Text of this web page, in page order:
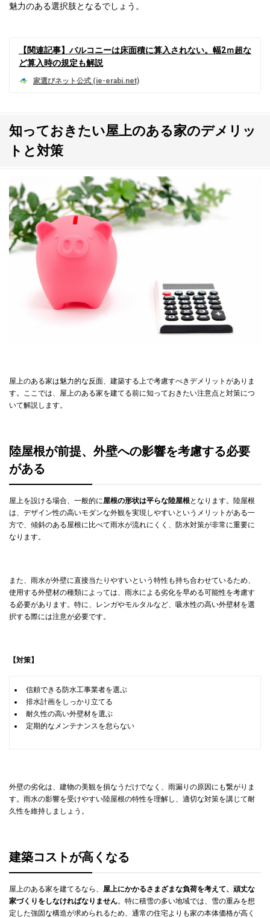
魅力のある選択肢となるでしょう。
【関連記事】バルコニーは床面積に算入されない。幅2ｍ超な
ど算入時の規定も解説
知っておきたい屋上のある家のデメリッ
トと対策
屋上のある家は魅力的な反面、建築する上で考慮すべきデメリットがありま
す。ここでは、屋上のある家を建てる前に知っておきたい注意点と対策につ
いて解説します。
陸屋根が前提、外壁への影響を考慮する必要
がある
屋上を設ける場合、一般的に屋根の形状は平らな陸屋根となります。陸屋根
は、デザイン性の高いモダンな外観を実現しやすいというメリットがある一
方で、傾斜のある屋根に比べて雨水が流れにくく、防水対策が非常に重要に
なります。
また、雨水が外壁に直接当たりやすいという特性も持ち合わせているため、
使用する外壁材の種類によっては、雨水による劣化を早める可能性を考慮す
る必要があります。特に、レンガやモルタルなど、吸水性の高い外壁材を選
択する際には注意が必要です。
【対策】
信頼できる防水工事業者を選ぶ
排水計画をしっかり立てる
耐久性の高い外壁材を選ぶ
定期的なメンテナンスを怠らない
外壁の劣化は、建物の美観を損なうだけでなく、雨漏りの原因にも繋がりま
す。雨水の影響を受けやすい陸屋根の特性を理解し、適切な対策を講じて耐
久性を維持しましょう。
建築コストが高くなる
屋上のある家を建てるなら、 屋上にかかるさまざまな負荷を考えて、頑丈な
家づくりをしなければなりません。特に積雪の多い地域では、雪の重みを想
定した強固な構造が求められるため、通常の住宅よりも家の本体価格が高く